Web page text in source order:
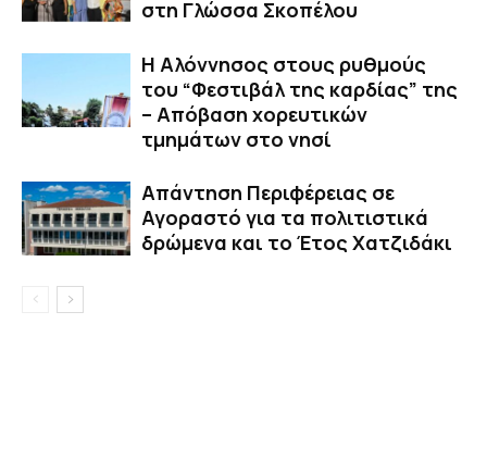
στη Γλώσσα Σκοπέλου
Η Αλόννησος στους ρυθμούς
του “Φεστιβάλ της καρδίας” της
– Απόβαση χορευτικών
τμημάτων στο νησί
Απάντηση Περιφέρειας σε
Αγοραστό για τα πολιτιστικά
δρώμενα και το Έτος Χατζιδάκι